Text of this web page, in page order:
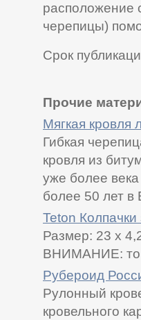
расположение
черепицы)
Срок
Прочие
Мягкая кровля
Гибкая
кровля из
уже более
более 50 лет в
Teton
Размер: 23 x
ВНИМАНИЕ:
Рубероид
Рулонный
кровельного